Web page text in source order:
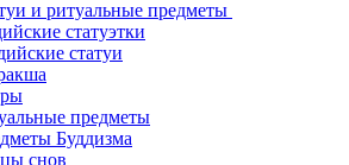
и ритуальные предметы
статуэтки
статуи
предметы
Буддизма
снов